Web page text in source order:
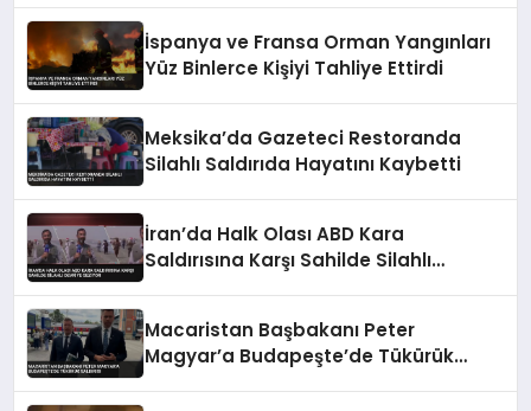
İspanya ve Fransa Orman Yangınları
Yüz Binlerce Kişiyi Tahliye Ettirdi
Meksika’da Gazeteci Restoranda
Silahlı Saldırıda Hayatını Kaybetti
İran’da Halk Olası ABD Kara
Saldırısına Karşı Sahilde Silahlı
Macaristan Başbakanı Peter
Magyar’a Budapeşte’de Tükürük